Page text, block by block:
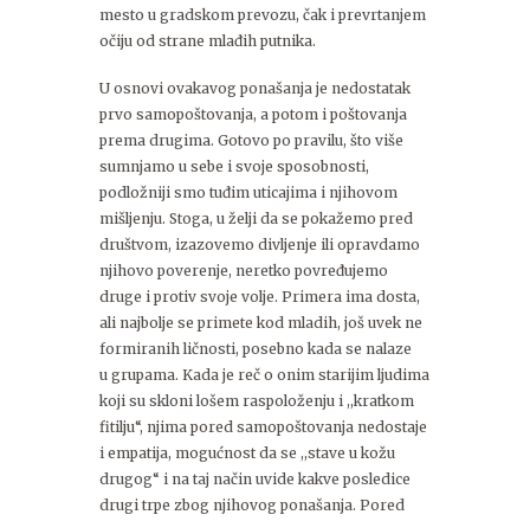
mesto u gradskom prevozu, čak i prevrtanjem
očiju od strane mlađih putnika.
U osnovi ovakavog ponašanja je nedostatak
prvo samopoštovanja, a potom i poštovanja
prema drugima. Gotovo po pravilu, što više
sumnjamo u sebe i svoje sposobnosti,
podložniji smo tuđim uticajima i njihovom
mišljenju. Stoga, u želji da se pokažemo pred
društvom, izazovemo divljenje ili opravdamo
njihovo poverenje, neretko povređujemo
druge i protiv svoje volje. Primera ima dosta,
ali najbolje se primete kod mladih, još uvek ne
formiranih ličnosti, posebno kada se nalaze
u grupama. Kada je reč o onim starijim ljudima
koji su skloni lošem raspoloženju i ,,kratkom
fitilju“, njima pored samopoštovanja nedostaje
i empatija, mogućnost da se ,,stave u kožu
drugog“ i na taj način uvide kakve posledice
drugi trpe zbog njihovog ponašanja. Pored